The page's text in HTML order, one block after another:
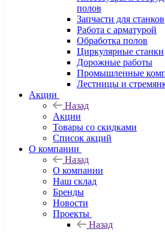
полов
Запчасти для станков
Работа с арматурой
Обработка полов
Циркулярные станки
Дорожные работы
Промышленные
Лестницы и
Акции
Назад
Акции
Товары со скидками
Список акций
О компании
Назад
О компании
Наш склад
Бренды
Новости
Проекты
Назад